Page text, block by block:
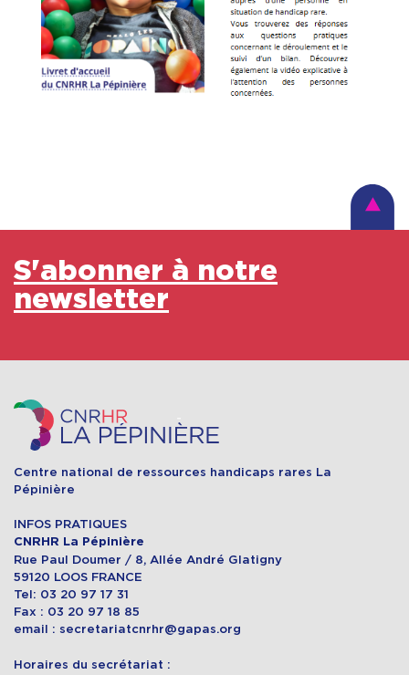
S'abonner à notre
newsletter
Centre national de ressources handicaps rares La
Pépinière
INFOS PRATIQUES
CNRHR La Pépinière
Rue Paul Doumer / 8, Allée André Glatigny
59120 LOOS FRANCE
Tel: 03 20 97 17 31
Fax : 03 20 97 18 85
email : secretariatcnrhr@gapas.org
Horaires du secrétariat :